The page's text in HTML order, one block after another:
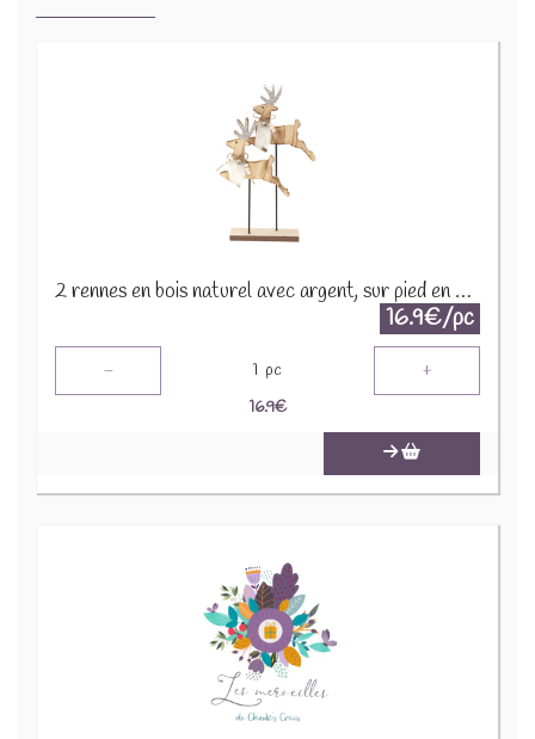
2 rennes en bois naturel avec argent, sur pied en bois H 33,5 2653-B
16.9€/pc
- 1 pc +
16.9€